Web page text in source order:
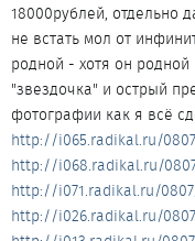
18000рублей, отдельно
не встать мол от
родной - хотя он родной
"звездочка" и острый
фотографии как я всё
http://i065.radikal.ru/
http://i068.radikal.ru/
http://i071.radikal.ru/
http://i026.radikal.ru/